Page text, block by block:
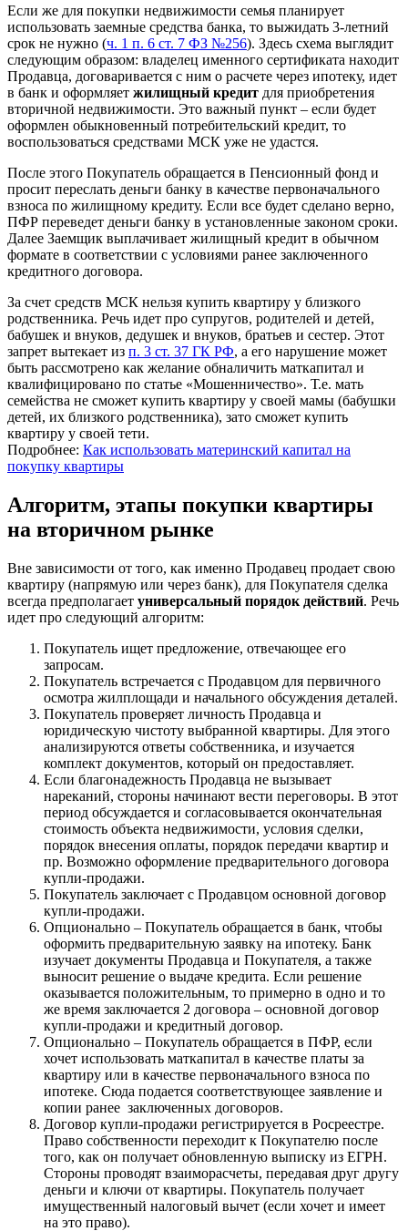
Если же для покупки недвижимости семья планирует
использовать заемные средства банка, то выжидать 3-летний
срок не нужно (ч. 1 п. 6 ст. 7 ФЗ №256). Здесь схема выглядит
следующим образом: владелец именного сертификата находит
Продавца, договаривается с ним о расчете через ипотеку, идет
в банк и оформляет жилищный кредит для приобретения
вторичной недвижимости. Это важный пункт – если будет
оформлен обыкновенный потребительский кредит, то
воспользоваться средствами МСК уже не удастся.
После этого Покупатель обращается в Пенсионный фонд и
просит переслать деньги банку в качестве первоначального
взноса по жилищному кредиту. Если все будет сделано верно,
ПФР переведет деньги банку в установленные законом сроки.
Далее Заемщик выплачивает жилищный кредит в обычном
формате в соответствии с условиями ранее заключенного
кредитного договора.
За счет средств МСК нельзя купить квартиру у близкого
родственника. Речь идет про супругов, родителей и детей,
бабушек и внуков, дедушек и внуков, братьев и сестер. Этот
запрет вытекает из п. 3 ст. 37 ГК РФ, а его нарушение может
быть рассмотрено как желание обналичить маткапитал и
квалифицировано по статье «Мошенничество». Т.е. мать
семейства не сможет купить квартиру у своей мамы (бабушки
детей, их близкого родственника), зато сможет купить
квартиру у своей тети.
Подробнее: Как использовать материнский капитал на
покупку квартиры
Алгоритм, этапы покупки квартиры
на вторичном рынке
Вне зависимости от того, как именно Продавец продает свою
квартиру (напрямую или через банк), для Покупателя сделка
всегда предполагает универсальный порядок действий. Речь
идет про следующий алгоритм:
Покупатель ищет предложение, отвечающее его
запросам.
Покупатель встречается с Продавцом для первичного
осмотра жилплощади и начального обсуждения деталей.
Покупатель проверяет личность Продавца и
юридическую чистоту выбранной квартиры. Для этого
анализируются ответы собственника, и изучается
комплект документов, который он предоставляет.
Если благонадежность Продавца не вызывает
нареканий, стороны начинают вести переговоры. В этот
период обсуждается и согласовывается окончательная
стоимость объекта недвижимости, условия сделки,
порядок внесения оплаты, порядок передачи квартир и
пр. Возможно оформление предварительного договора
купли-продажи.
Покупатель заключает с Продавцом основной договор
купли-продажи.
Опционально – Покупатель обращается в банк, чтобы
оформить предварительную заявку на ипотеку. Банк
изучает документы Продавца и Покупателя, а также
выносит решение о выдаче кредита. Если решение
оказывается положительным, то примерно в одно и то
же время заключается 2 договора – основной договор
купли-продажи и кредитный договор.
Опционально – Покупатель обращается в ПФР, если
хочет использовать маткапитал в качестве платы за
квартиру или в качестве первоначального взноса по
ипотеке. Сюда подается соответствующее заявление и
копии ранее заключенных договоров.
Договор купли-продажи регистрируется в Росреестре.
Право собственности переходит к Покупателю после
того, как он получает обновленную выписку из ЕГРН.
Стороны проводят взаиморасчеты, передавая друг другу
деньги и ключи от квартиры. Покупатель получает
имущественный налоговый вычет (если хочет и имеет
на это право).